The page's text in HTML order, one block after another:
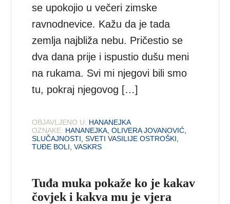
se upokojio u večeri zimske
ravnodnevice. Kažu da je tada
zemlja najbliža nebu. Pričestio se
dva dana prije i ispustio dušu meni
na rukama. Svi mi njegovi bili smo
tu, pokraj njegovog […]
OBJAVLJENO U: HANANEJKA
OZNAKE: HANANEJKA ,OLIVERA JOVANOVIĆ
SLUČAJNOSTI ,SVETI VASILIJE OSTROŠKI
TUĐE BOLI ,VASKRS
Tuđa muka pokaže ko je kakav
čovjek i kakva mu je vjera